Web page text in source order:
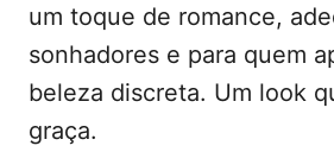
um toque de romance,
sonhadores e para quem
beleza discreta. Um look
graça.